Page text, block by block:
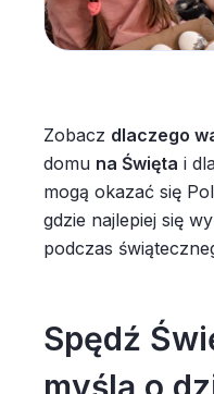
Zobacz dlaczego
domu na Święta i
mogą okazać się
gdzie najlepiej się
podczas
Spędź